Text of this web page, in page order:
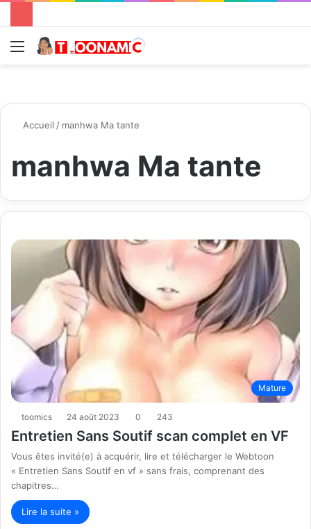
Menu
Accueil / manhwa Ma tante
manhwa Ma tante
Mature
toomics 24 août 2023 0 243
Entretien Sans Soutif scan complet en VF
Vous êtes invité(e) à acquérir, lire et télécharger le Webtoon
« Entretien Sans Soutif en vf » sans frais, comprenant des
chapitres…
Lire la suite »